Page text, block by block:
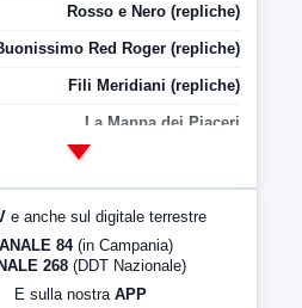
Rosso e Nero (repliche)
Red Roger (repliche)
Fili Meridiani (repliche)
La Mappa dei Piaceri
LabNews (Diretta)
e anche sul digitale terrestre
84 (in Campania)
268 (DDT Nazionale)
E sulla nostra APP